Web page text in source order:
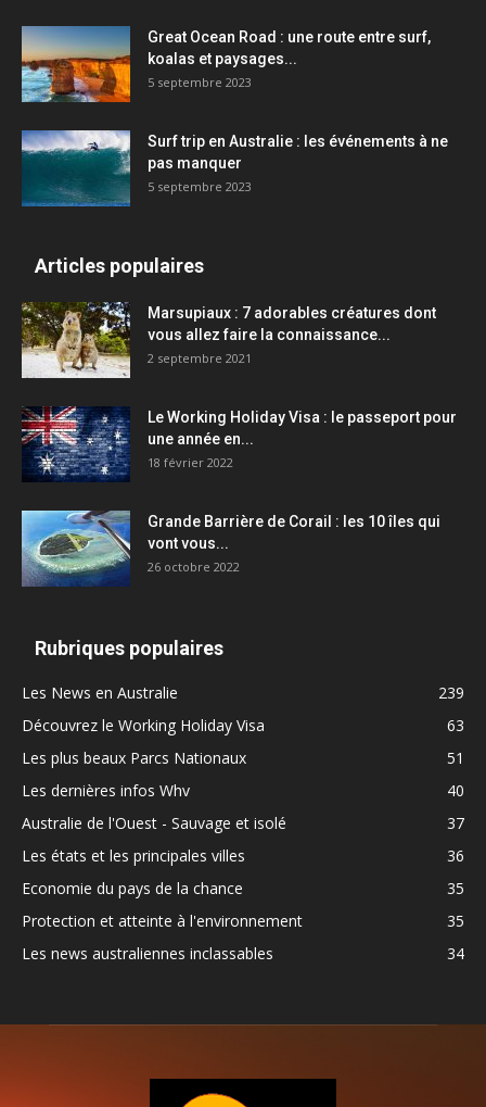
Great Ocean Road : une route entre surf,
koalas et paysages...
5 septembre 2023
Surf trip en Australie : les événements à ne
pas manquer
5 septembre 2023
Articles populaires
Marsupiaux : 7 adorables créatures dont
vous allez faire la connaissance...
2 septembre 2021
Le Working Holiday Visa : le passeport pour
une année en...
18 février 2022
Grande Barrière de Corail : les 10 îles qui
vont vous...
26 octobre 2022
Rubriques populaires
Les News en Australie
239
Découvrez le Working Holiday Visa
63
Les plus beaux Parcs Nationaux
51
Les dernières infos Whv
40
Australie de l'Ouest - Sauvage et isolé
37
Les états et les principales villes
36
Economie du pays de la chance
35
Protection et atteinte à l'environnement
35
Les news australiennes inclassables
34